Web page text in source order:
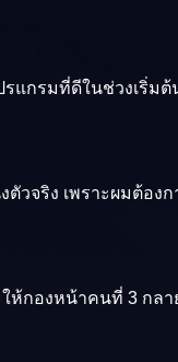
แกรมที่ดีในช่วงเริ่ม
จริง เพราะผมต้องก
ห้กองหน้าคนที่ 3 กล